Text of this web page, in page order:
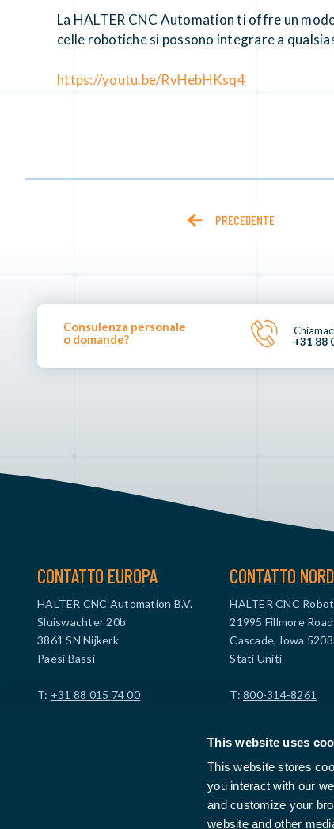
This website uses
This website stores
you interact with our
and customize your
website and other
La HALTER CNC Automation ti offre un
celle robotiche si possono integrare a
https://youtu.be/RvHebHKsq4
PRECEDENTE
Consulenza personale
o domande?
+31 88
CONTATTO EUROPA
HALTER CNC Automation B.V.
Sluiswachter 20b
3861 SN Nijkerk
Paesi Bassi
T: +31 88 015 74 00
CONTATTO
HALTER CNC
21995 Fillmore Road
Cascade, Iowa
Stati Uniti
T:800-314-8261
Partita IVA: